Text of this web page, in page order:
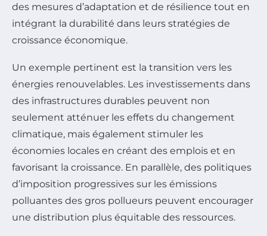
des mesures d’adaptation et de résilience tout en
intégrant la durabilité dans leurs stratégies de
croissance économique.
Un exemple pertinent est la transition vers les
énergies renouvelables. Les investissements dans
des infrastructures durables peuvent non
seulement atténuer les effets du changement
climatique, mais également stimuler les
économies locales en créant des emplois et en
favorisant la croissance. En parallèle, des politiques
d’imposition progressives sur les émissions
polluantes des gros pollueurs peuvent encourager
une distribution plus équitable des ressources.